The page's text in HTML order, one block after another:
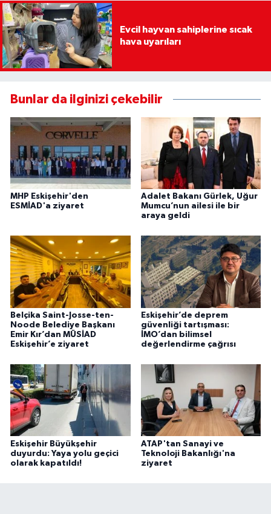
Evcil hayvan sahiplerine sıcak
hava uyarıları
Bunlar da ilginizi çekebilir
MHP Eskişehir'den
ESMİAD'a ziyaret
Adalet Bakanı Gürlek, Uğur
Mumcu’nun ailesi ile bir
araya geldi
Belçika Saint-Josse-ten-
Noode Belediye Başkanı
Emir Kır’dan MÜSİAD
Eskişehir’e ziyaret
Eskişehir’de deprem
güvenliği tartışması:
İMO’dan bilimsel
değerlendirme çağrısı
Eskişehir Büyükşehir
duyurdu: Yaya yolu geçici
olarak kapatıldı!
ATAP'tan Sanayi ve
Teknoloji Bakanlığı'na
ziyaret